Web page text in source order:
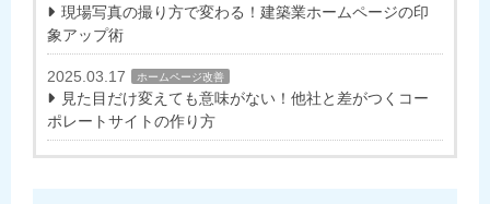
現場写真の撮り方で変わる！建築業ホームページの印
象アップ術
2025.03.17 ホームページ改善
見た目だけ変えても意味がない！他社と差がつくコー
ポレートサイトの作り方